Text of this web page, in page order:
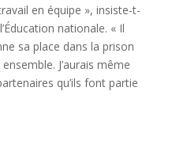
en équipe », insiste-t-
nationale. « Il
sa place dans la prison
J’aurais même
qu’ils font partie